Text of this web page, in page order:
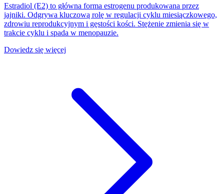
Estradiol (E2) to główna forma estrogenu produkowana przez
jajniki. Odgrywa kluczową rolę w regulacji cyklu miesiączkowego,
zdrowiu reprodukcyjnym i gęstości kości. Stężenie zmienia się w
trakcie cyklu i spada w menopauzie.
Dowiedz się więcej